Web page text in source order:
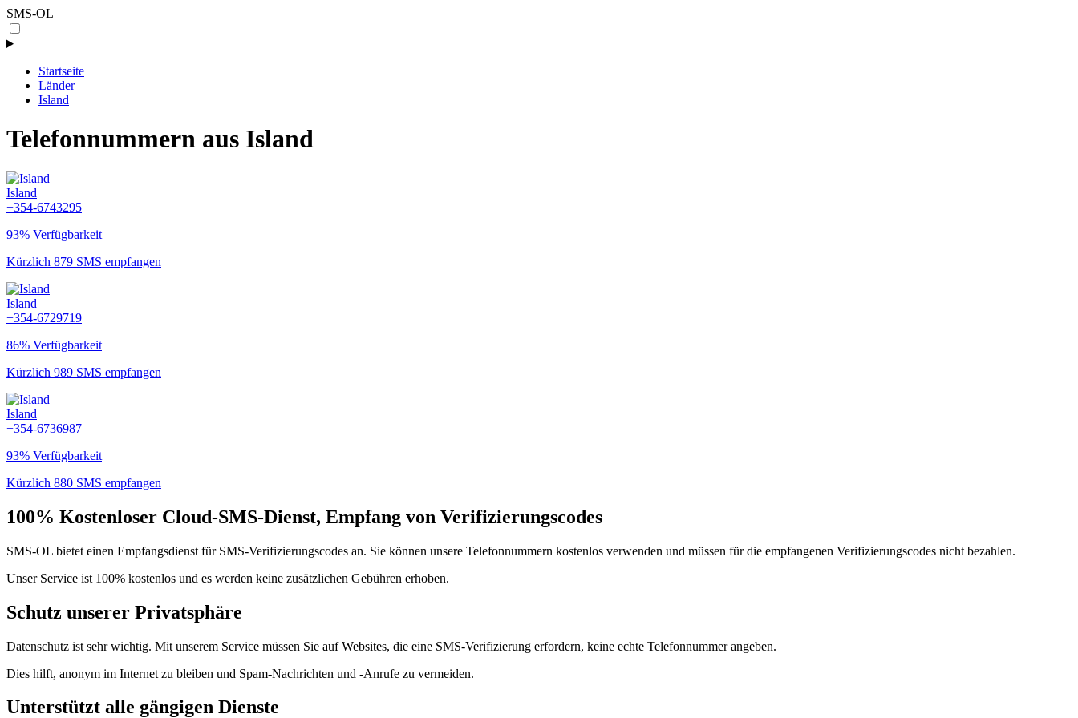
SMS-OL
Startseite
Länder
Island
Telefonnummern aus Island
Island
+354-6743295
93% Verfügbarkeit
Kürzlich 879 SMS empfangen
Island
+354-6729719
86% Verfügbarkeit
Kürzlich 989 SMS empfangen
Island
+354-6736987
93% Verfügbarkeit
Kürzlich 880 SMS empfangen
100% Kostenloser Cloud-SMS-Dienst, Empfang von Verifizierungscodes
SMS-OL bietet einen Empfangsdienst für SMS-Verifizierungscodes an. Sie können unsere Telefonnummern kostenlos verwenden und müssen für die empfangenen Verifizierungscodes nicht bezahlen.
Unser Service ist 100% kostenlos und es werden keine zusätzlichen Gebühren erhoben.
Schutz unserer Privatsphäre
Datenschutz ist sehr wichtig. Mit unserem Service müssen Sie auf Websites, die eine SMS-Verifizierung erfordern, keine echte Telefonnummer angeben.
Dies hilft, anonym im Internet zu bleiben und Spam-Nachrichten und -Anrufe zu vermeiden.
Unterstützt alle gängigen Dienste